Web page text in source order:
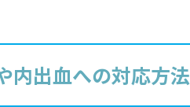
内出血への対応方法